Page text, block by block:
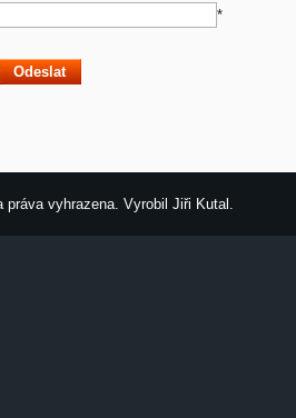
*
práva vyhrazena. Vyrobil Jiři Kutal .